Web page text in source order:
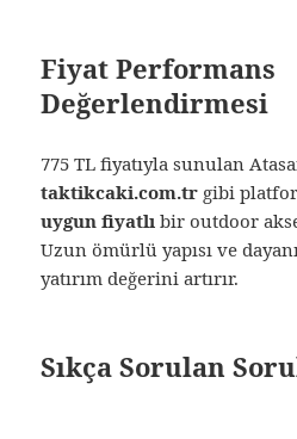
Fiyat Performans
Değerlendirmesi
775 TL fiyatıyla sunulan
taktikcaki.com.tr gibi
uygun fiyatlı bir outdoor
Uzun ömürlü yapısı ve
yatırım değerini artırır.
Sıkça Sorulan